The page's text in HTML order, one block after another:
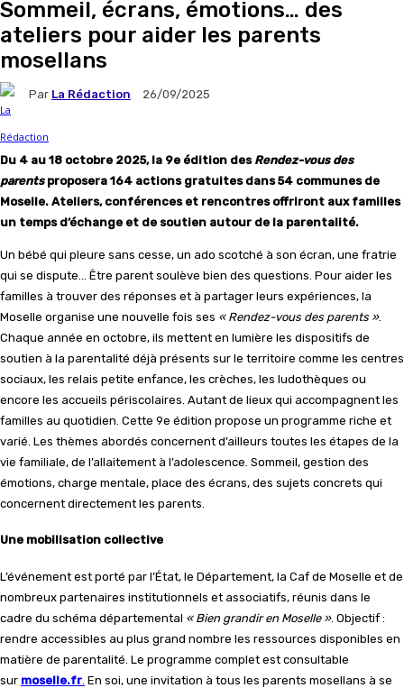
Sommeil, écrans, émotions… des
ateliers pour aider les parents
mosellans
Par La Rédaction 26/09/2025
Du 4 au 18 octobre 2025, la 9e édition des Rendez-vous des
parentsproposera 164 actions gratuites dans 54 communes de
Moselle. Ateliers, conférences et rencontres offriront aux familles
un temps d’échange et de soutien autour de la parentalité.
Un bébé qui pleure sans cesse, un ado scotché à son écran, une fratrie
qui se dispute… Être parent soulève bien des questions. Pour aider les
familles à trouver des réponses et à partager leurs expériences, la
Moselle organise une nouvelle fois ses « Rendez-vous des parents ».
Chaque année en octobre, ils mettent en lumière les dispositifs de
soutien à la parentalité déjà présents sur le territoire comme les centres
sociaux, les relais petite enfance, les crèches, les ludothèques ou
encore les accueils périscolaires. Autant de lieux qui accompagnent les
familles au quotidien. Cette 9e édition propose un programme riche et
varié. Les thèmes abordés concernent d’ailleurs toutes les étapes de la
vie familiale, de l’allaitement à l’adolescence. Sommeil, gestion des
émotions, charge mentale, place des écrans, des sujets concrets qui
concernent directement les parents.
Une mobilisation collective
L’événement est porté par l’État, le Département, la Caf de Moselle et de
nombreux partenaires institutionnels et associatifs, réunis dans le
cadre du schéma départemental « Bien grandir en Moselle ». Objectif :
rendre accessibles au plus grand nombre les ressources disponibles en
matière de parentalité. Le programme complet est consultable
sur moselle.fr En soi, une invitation à tous les parents mosellans à se